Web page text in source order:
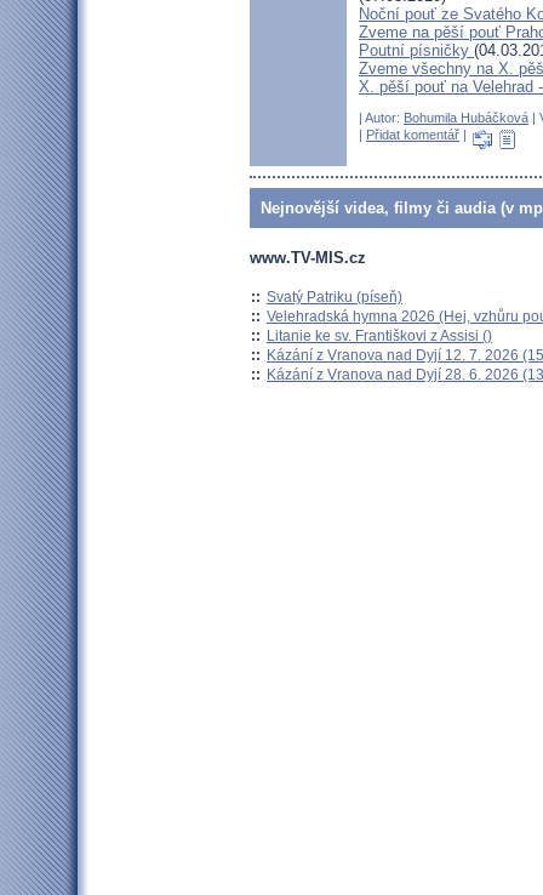
Noční pouť ze Svatého
Zveme na pěší pouť
Poutní písničky
Zveme všechny na X.
X. pěší pouť na Velehrad
| Autor: Bohumila Hubáčková |
| Přidat komentář |
Nejnovější videa, filmy či audia (v
www.TV-MIS.cz
:: Svatý Patriku (píseň)
:: Velehradská hymna 2026 (Hej, vzhůru
:: Litanie ke sv. Františkovi z Assisi ()
:: Kázání z Vranova nad Dyjí 12. 7. 2026
:: Kázání z Vranova nad Dyjí 28. 6. 2026